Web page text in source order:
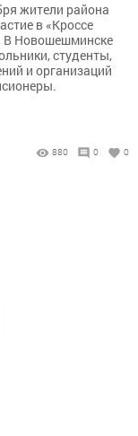
жители района
в «Кроссе
В Новошешминске
студенты,
и организаций
880 0 0